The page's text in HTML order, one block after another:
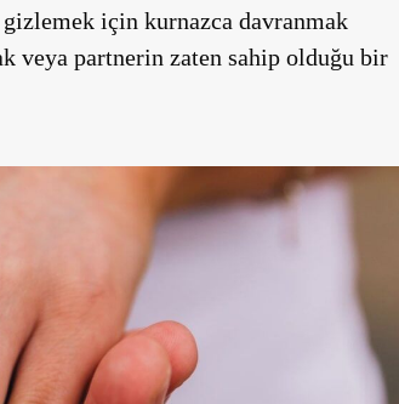
için kurnazca davranmak
veya partnerin zaten sahip olduğu bir